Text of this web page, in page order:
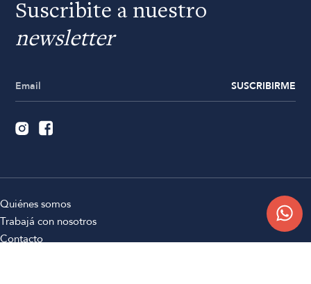
Suscribite a nuestro
newsletter
SUSCRIBIRME
Quiénes somos
Trabajá con nosotros
Contacto